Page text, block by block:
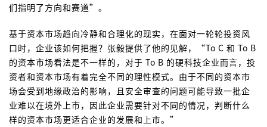
们指明了方向和赛道”。
基于资本市场趋向冷静和合理化的现实，在面对一轮轮投资风
口时，企业该如何把握？张毅提供了他的见解，“To C 和 To B
的资本市场看法是不一样的，对于 To B 的硬科技企业而言，投
资者和资本市场有着完全不同的理性模式。由于不同的资本市
场会受到地缘政治的影响，且安全审查的问题可能导致一批企
业难以在境外上市，因此企业需要针对不同的情况，判断什么
样的资本市场更适合企业的发展和上市。”